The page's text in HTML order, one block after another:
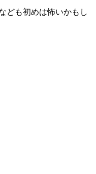
ども初めは怖いかもし